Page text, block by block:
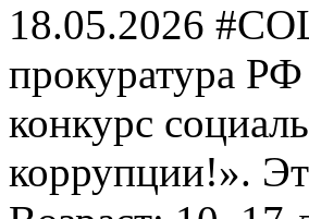
18.05.2026
прокуратура
конкурс
коррупции!».